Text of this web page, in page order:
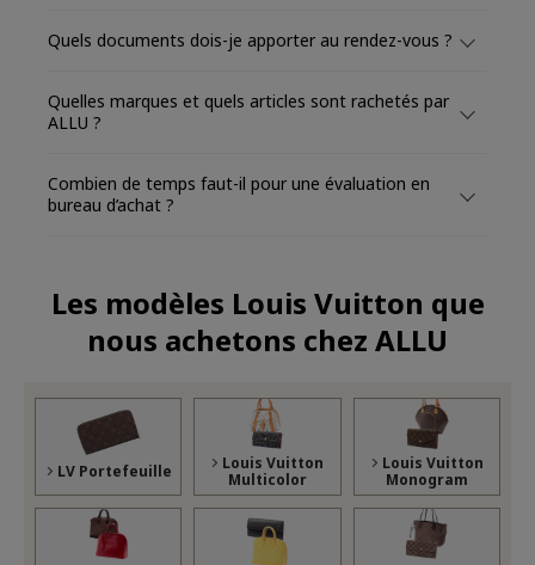
Quels documents dois-je apporter au rendez-vous ?
Quelles marques et quels articles sont rachetés par
ALLU ?
Combien de temps faut-il pour une évaluation en
bureau d’achat ?
Les modèles Louis Vuitton que
nous achetons chez ALLU
LV Portefeuille
Louis Vuitton
Multicolor
Louis Vuitton
Monogram